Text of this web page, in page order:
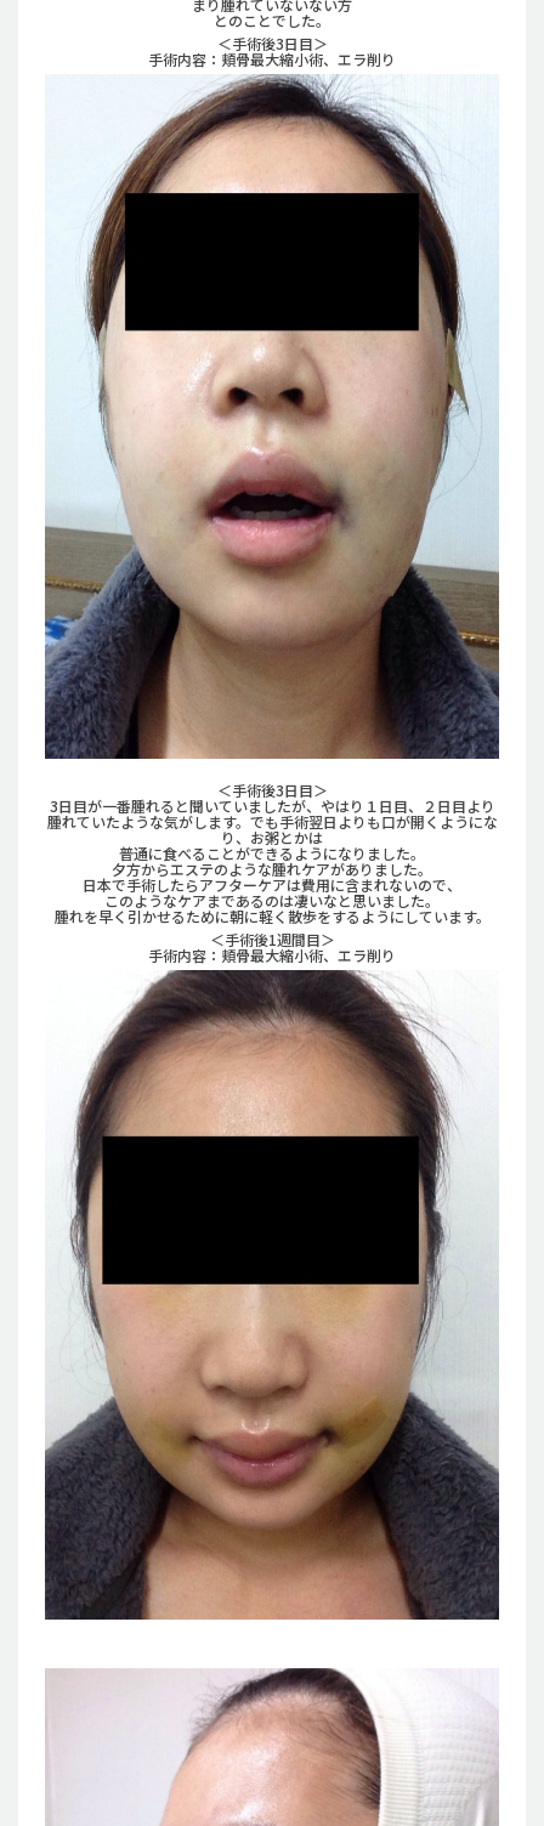
とのことでした。
＜手術後3日目＞
手術内容：頬骨最大縮小術、エラ削り
＜手術後3日目＞
3日目が一番腫れると聞いていましたが、やはり１日目、２日目より
腫れていたような気がします。でも手術翌日よりも口が開くようにな
り、お粥とかは
普通に食べることができるようになりました。
夕方からエステのような腫れケアがありました。
日本で手術したらアフターケアは費用に含まれないので、
このようなケアまであるのは凄いなと思いました。
腫れを早く引かせるために朝に軽く散歩をするようにしています。
＜手術後1週間目＞
手術内容：頬骨最大縮小術、エラ削り